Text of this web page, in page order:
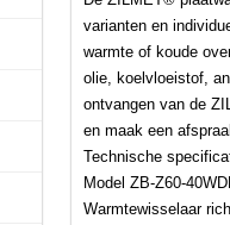
varianten en
warmte of koude
olie, koelvloeistof,
ontvangen van de
en maak een
Technische
Model ZB-Z60-
Warmtewisselaar